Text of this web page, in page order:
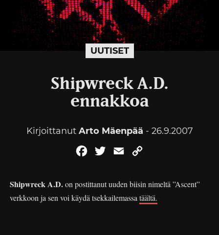
UUTISET
Shipwreck A.D.
ennakkoa
Kirjoittanut Arto Mäenpää - 26.9.2007
FacebookTwitterEmail
Shipwreck A.D.on postittanut uuden biisin nimeltä ”Ascent”
verkkoon ja sen voi käydä tsekkailemassa täältä.